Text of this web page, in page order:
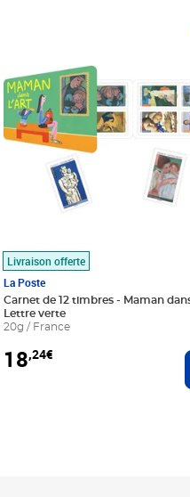
au panier
Livraison offerte
La Poste
Carnet de 12 timbres - Maman
Lettre verte
20g / France
18,24€